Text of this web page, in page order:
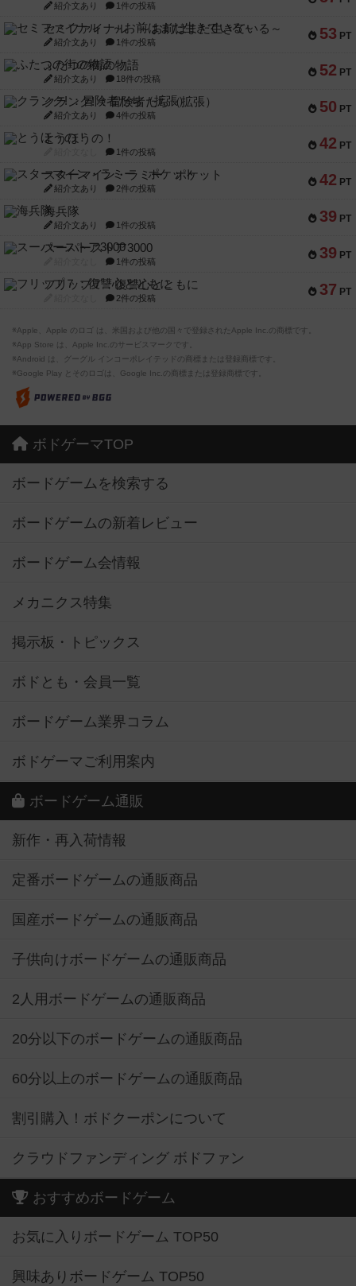
紹介文あり 1件の投稿
53 PT
セミファイナル ～お前はまだ生きている～
紹介文あり 1件の投稿
52 PT
ふたつの街の物語
紹介文あり 18件の投稿
50 PT
クランク! ：冒険者たち（拡張）
紹介文あり 4件の投稿
42 PT
とうほうの！
1件の投稿
42 PT
スターマイン・ラミー ポケット
紹介文あり 2件の投稿
39 PT
海兵隊
紹介文あり 1件の投稿
39 PT
スーパーストア3000
1件の投稿
37 PT
フリップ７：復讐心とともに
2件の投稿
※Apple、Apple のロゴ は、米国および他の国々で登録されたApple Inc.の商標です。
※App Store は、Apple Inc.のサービスマークです。
※Android は、グーグル インコーポレイテッドの商標または登録商標です。
※Google Play とそのロゴは、Google Inc.の商標または登録商標です。
ボドゲーマTOP
ボードゲームを検索する
ボードゲームの新着レビュー
ボードゲーム会情報
メカニクス特集
掲示板・トピックス
ボドとも・会員一覧
ボードゲーム業界コラム
ボドゲーマご利用案内
ボードゲーム通販
新作・再入荷情報
定番ボードゲームの通販商品
国産ボードゲームの通販商品
子供向けボードゲームの通販商品
2人用ボードゲームの通販商品
20分以下のボードゲームの通販商品
60分以上のボードゲームの通販商品
割引購入！ボドクーポンについて
クラウドファンディング ボドファン
おすすめボードゲーム
お気に入りボードゲーム TOP50
興味ありボードゲーム TOP50